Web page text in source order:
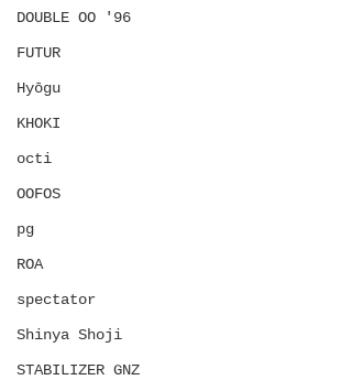
DOUBLE OO '96
FUTUR
Hyōgu
KHOKI
octi
OOFOS
pg
ROA
spectator
Shinya Shoji
STABILIZER GNZ